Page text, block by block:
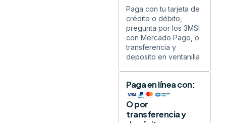
Paga con tu tarjeta de
crédito o débito,
pregunta por los 3MSI
con Mercado Pago, o
transferencia y
deposito en ventanilla
Paga en línea con:
O por
transferencia y